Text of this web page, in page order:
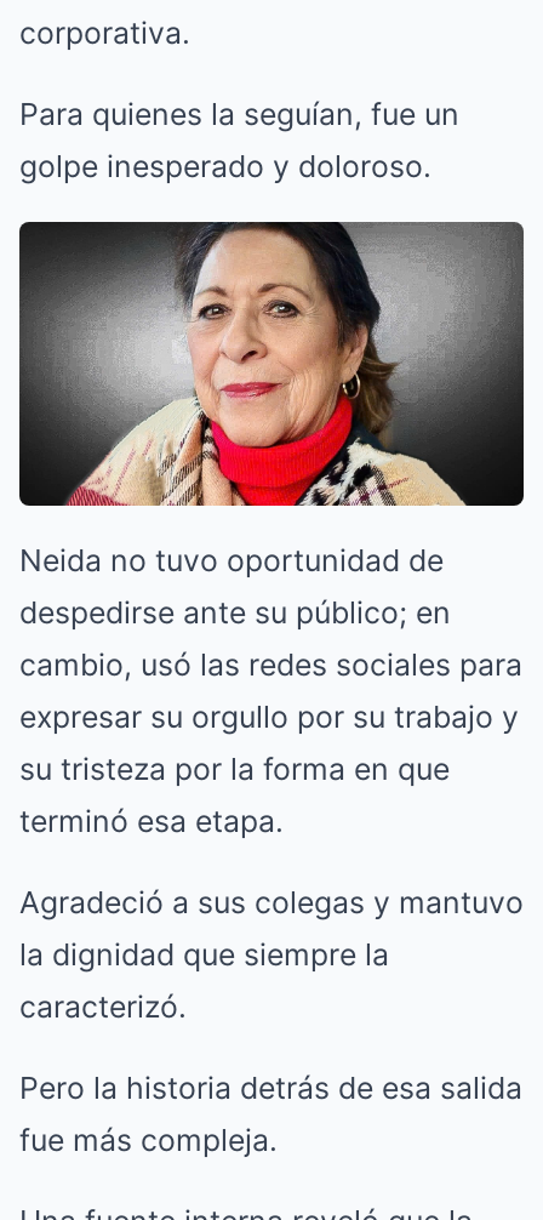
corporativa.
Para quienes la seguían, fue un
golpe inesperado y doloroso.
Neida no tuvo oportunidad de
despedirse ante su público; en
cambio, usó las redes sociales para
expresar su orgullo por su trabajo y
su tristeza por la forma en que
terminó esa etapa.
Agradeció a sus colegas y mantuvo
la dignidad que siempre la
caracterizó.
Pero la historia detrás de esa salida
fue más compleja.